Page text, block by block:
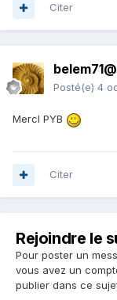
Citer
Posté(e) 4
MercI PYB
Citer
Rejoindre le
Pour poster un
vous avez un
publier dans ce